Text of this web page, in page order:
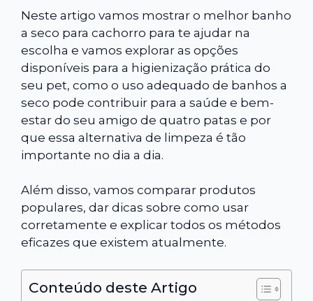
Neste artigo vamos mostrar o melhor banho
a seco para cachorro para te ajudar na
escolha e vamos explorar as opções
disponíveis para a higienização prática do
seu pet, como o uso adequado de banhos a
seco pode contribuir para a saúde e bem-
estar do seu amigo de quatro patas e por
que essa alternativa de limpeza é tão
importante no dia a dia.
Além disso, vamos comparar produtos
populares, dar dicas sobre como usar
corretamente e explicar todos os métodos
eficazes que existem atualmente.
Conteúdo deste Artigo